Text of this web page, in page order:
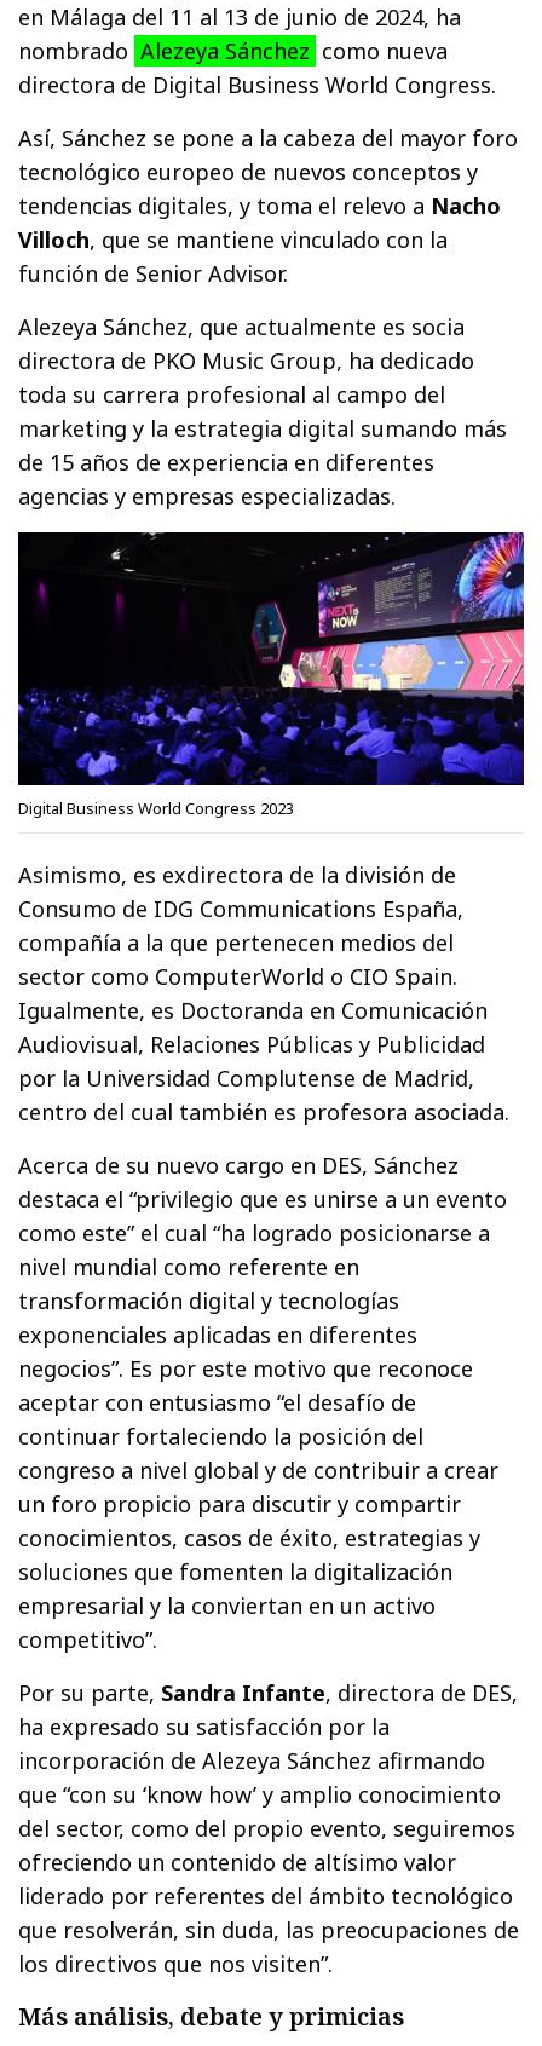
en Málaga del 11 al 13 de junio de 2024, ha
nombrado Alezeya Sánchez como nueva
directora de Digital Business World Congress.
Así, Sánchez se pone a la cabeza del mayor foro
tecnológico europeo de nuevos conceptos y
tendencias digitales, y toma el relevo a Nacho
Villoch, que se mantiene vinculado con la
función de Senior Advisor.
Alezeya Sánchez, que actualmente es socia
directora de PKO Music Group, ha dedicado
toda su carrera profesional al campo del
marketing y la estrategia digital sumando más
de 15 años de experiencia en diferentes
agencias y empresas especializadas.
Digital Business World Congress 2023
Asimismo, es exdirectora de la división de
Consumo de IDG Communications España,
compañía a la que pertenecen medios del
sector como ComputerWorld o CIO Spain.
Igualmente, es Doctoranda en Comunicación
Audiovisual, Relaciones Públicas y Publicidad
por la Universidad Complutense de Madrid,
centro del cual también es profesora asociada.
Acerca de su nuevo cargo en DES, Sánchez
destaca el “privilegio que es unirse a un evento
como este” el cual “ha logrado posicionarse a
nivel mundial como referente en
transformación digital y tecnologías
exponenciales aplicadas en diferentes
negocios”. Es por este motivo que reconoce
aceptar con entusiasmo “el desafío de
continuar fortaleciendo la posición del
congreso a nivel global y de contribuir a crear
un foro propicio para discutir y compartir
conocimientos, casos de éxito, estrategias y
soluciones que fomenten la digitalización
empresarial y la conviertan en un activo
competitivo”.
Por su parte, Sandra Infante, directora de DES,
ha expresado su satisfacción por la
incorporación de Alezeya Sánchez afirmando
que “con su ‘know how’ y amplio conocimiento
del sector, como del propio evento, seguiremos
ofreciendo un contenido de altísimo valor
liderado por referentes del ámbito tecnológico
que resolverán, sin duda, las preocupaciones de
los directivos que nos visiten”.
Más análisis, debate y primicias